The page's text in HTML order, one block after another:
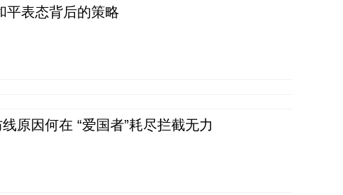
平表态背后的策略
原因何在 “爱国者”耗尽拦截无力